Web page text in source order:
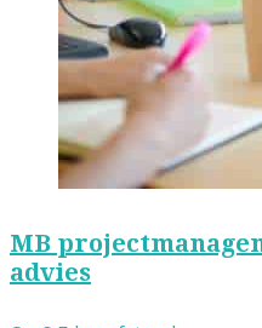
MB
advies